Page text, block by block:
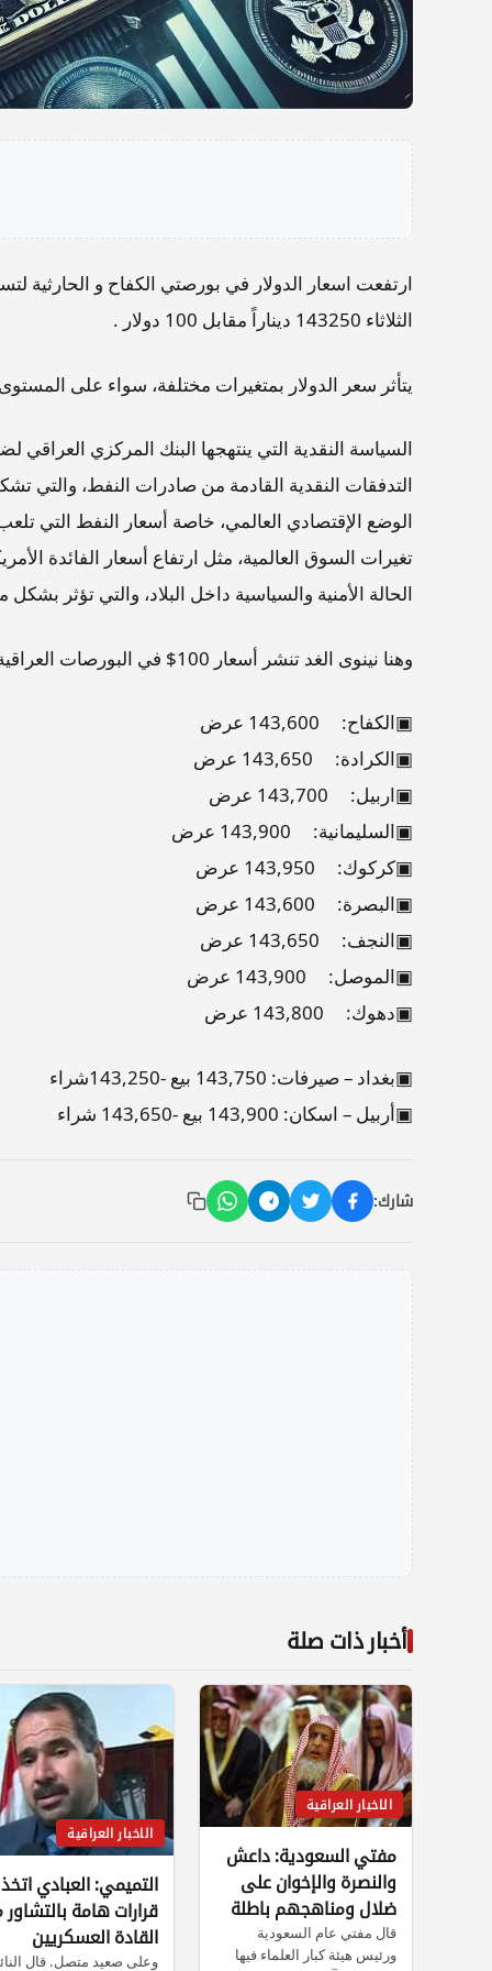
الثلاثاء 143250 ديناراً مقابل 100 دولار .
يتأثر سعر الدولار بمتغيرات مختلفة، سواء على
السياسة النقدية التي ينتهجها البنك المركزي
التدفقات النقدية القادمة من صادرات النفط، والتي
الوضع الإقتصادي العالمي، خاصة أسعار النفط التي
تغيرات السوق العالمية، مثل ارتفاع أسعار الفائدة
الحالة الأمنية والسياسية داخل البلاد، والتي تؤثر
وهنا نينوى الغد تنشر أسعار 100$ في البورصات العراقية :
▣الكفاح: 143,600 عرض
▣الكرادة: 143,650 عرض
▣اربيل: 143,700 عرض
▣السليمانية: 143,900 عرض
▣كركوك: 143,950 عرض
▣البصرة: 143,600 عرض
▣النجف: 143,650 عرض
▣الموصل: 143,900 عرض
▣دهوك: 143,800 عرض
▣بغداد – صيرفات: 143,750 بيع -143,250شراء
▣أربيل – اسكان: 143,900 بيع -143,650 شراء
شارك:
أخبار ذات صلة
الاخبار العراقية
مفتي السعودية: داعش
والنصرة والإخوان على
ضلال ومناهجهم باطلة
قال مفتي عام السعودية
ورئيس هيئة كبار العلماء فيها
الاخبار العراقية
التميمي: العبادي اتخذ
قرارات هامة
القادة العسكريين
وعلى صعيد متصل. قال